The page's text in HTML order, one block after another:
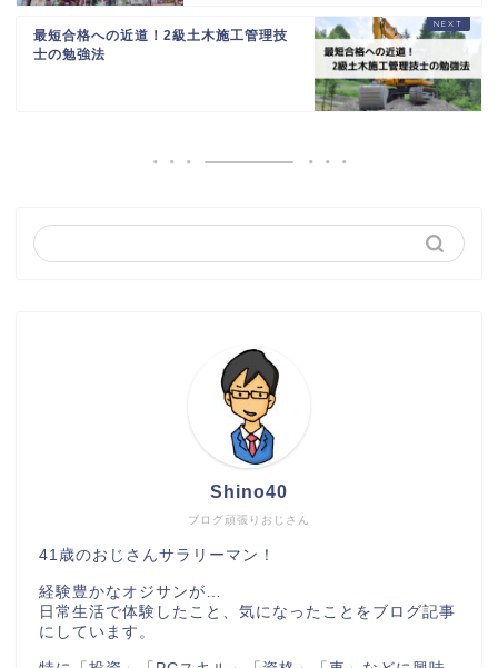
最短合格への近道！2級土木施工管理技
士の勉強法
ブログ頑張りおじさん
Shino40
41歳のおじさんサラリーマン！
経験豊かなオジサンが…
日常生活で体験したこと、気になったことをブログ記事
にしています。